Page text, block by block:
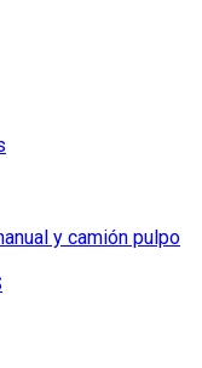
y camión pulpo